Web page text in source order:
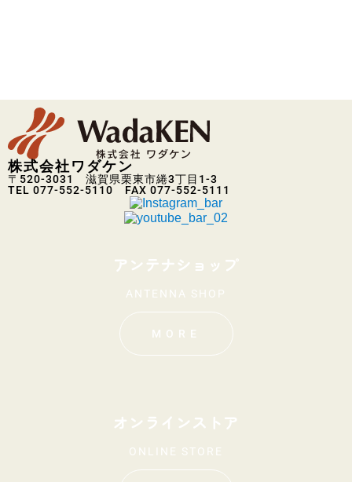
株式会社ワダケン
〒520-3031 滋賀県栗東市綣3丁目1-3
TEL 077-552-5110 FAX 077-552-5111
アンテナショップ
ANTENNA SHOP
MORE
オンラインストア
ONLINE STORE